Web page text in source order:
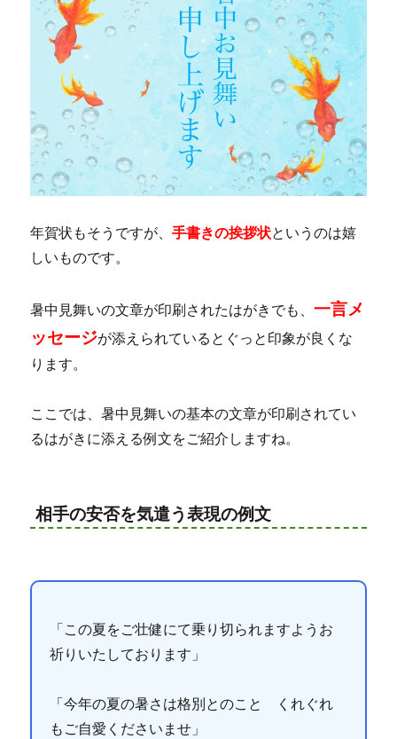
年賀状もそうですが、手書きの挨拶状というのは嬉
しいものです。
暑中見舞いの文章が印刷されたはがきでも、一言メ
ッセージが添えられているとぐっと印象が良くな
ります。
ここでは、暑中見舞いの基本の文章が印刷されてい
るはがきに添える例文をご紹介しますね。
相手の安否を気遣う表現の例文
「この夏をご壮健にて乗り切られますようお
祈りいたしております」
「今年の夏の暑さは格別とのこと くれぐれ
もご自愛くださいませ」